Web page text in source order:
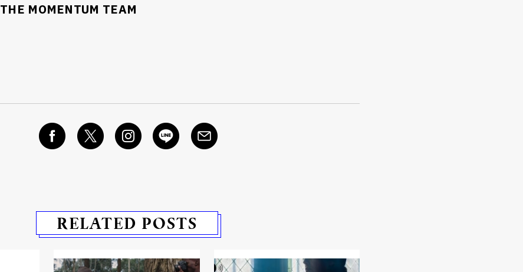
THE MOMENTUM TEAM
RELATED POSTS